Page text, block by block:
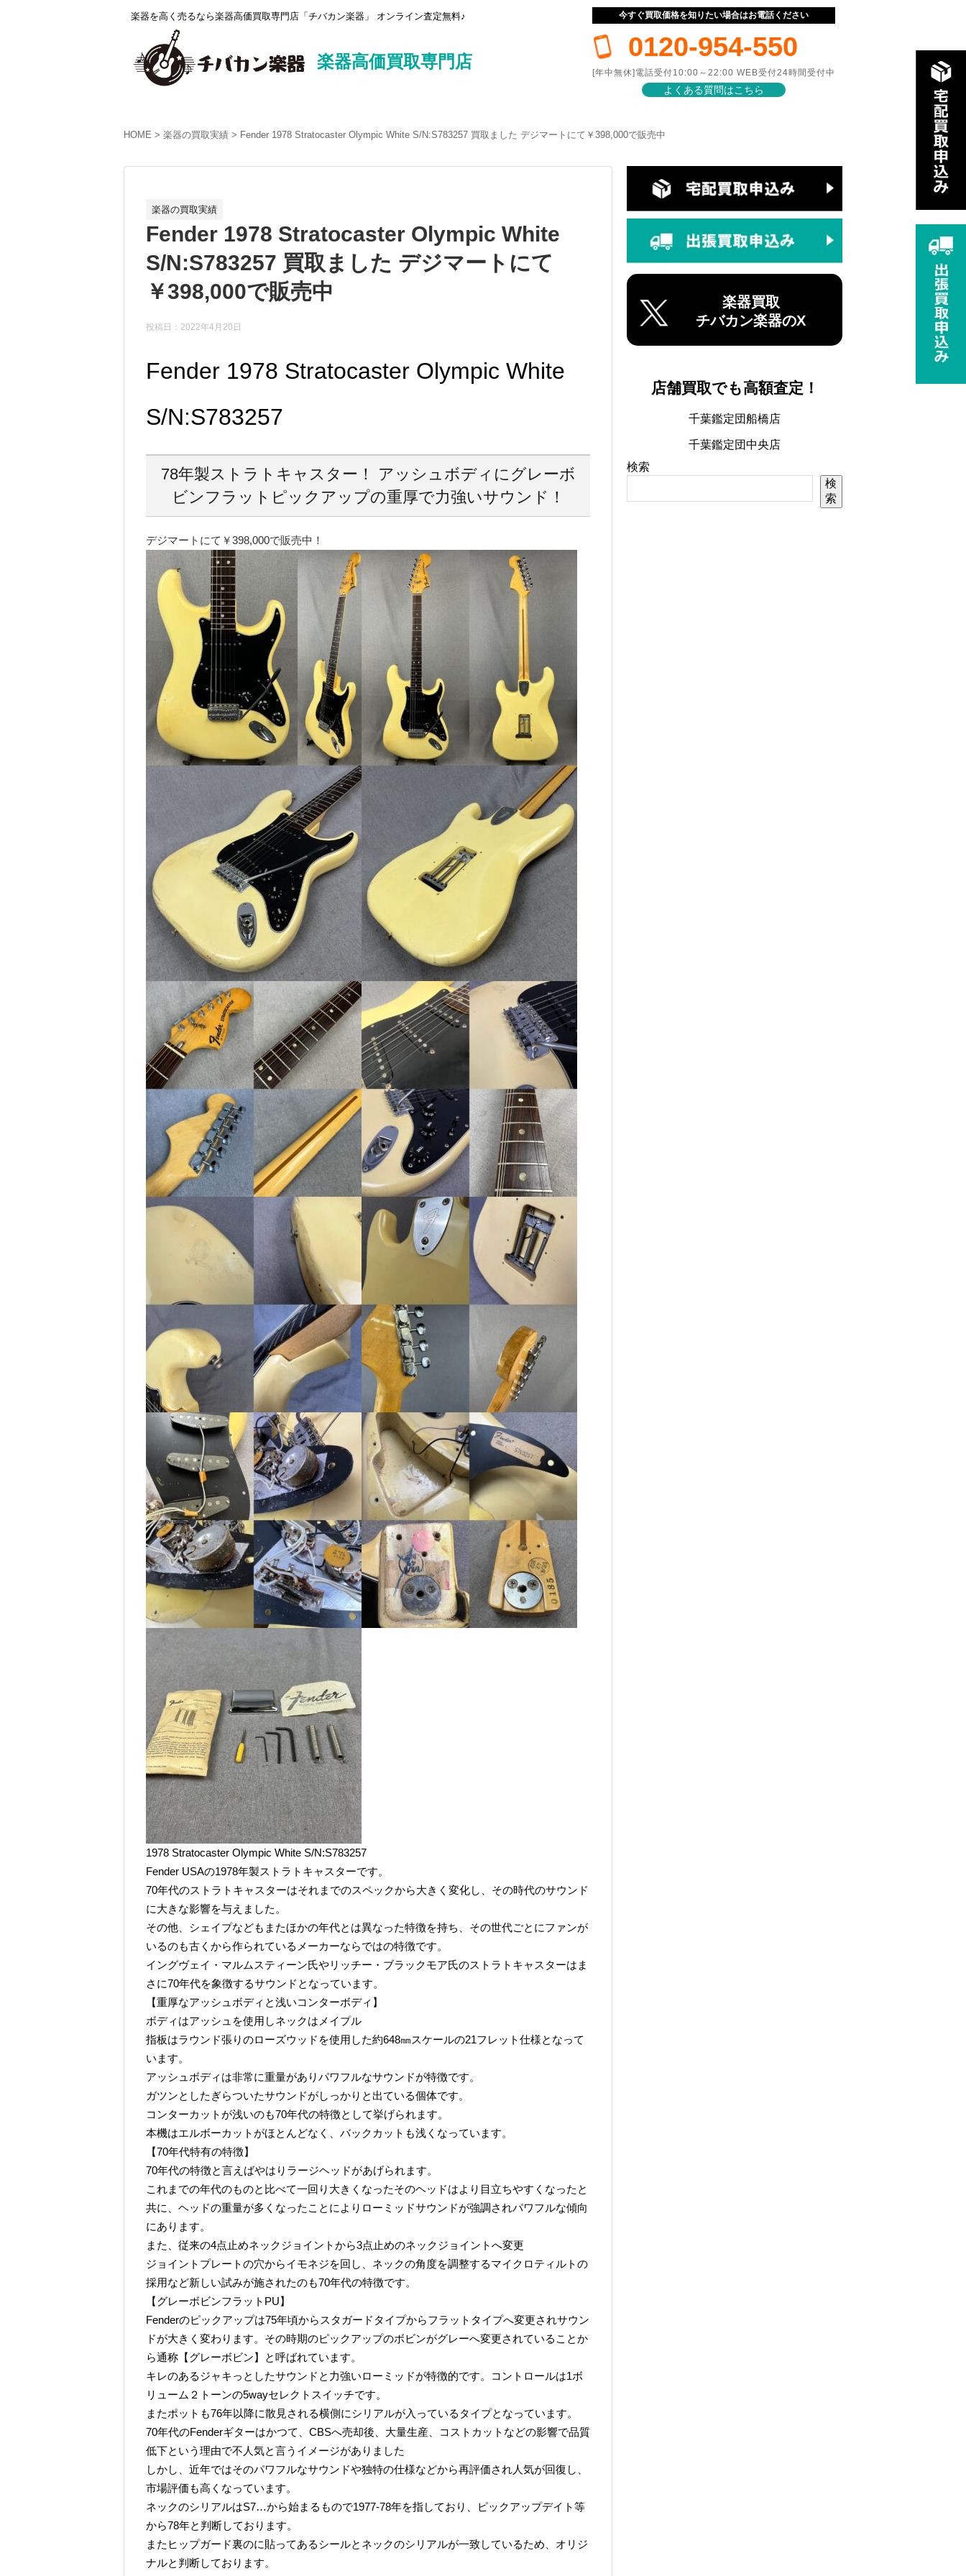
楽器を高く売るなら楽器高価買取専門店「チバカン楽器」 オンライン査定無料♪
楽器高価買取専門店
今すぐ買取価格を知りたい場合はお電話ください
0120-954-550
[年中無休]電話受付10:00～22:00 WEB受付24時間受付中
よくある質問はこちら
HOME 楽器の買取実績 Fender 1978 Stratocaster Olympic White S/N:S783257 買取ました デジマートにて￥398,000で販売中
楽器の買取実績
Fender 1978 Stratocaster Olympic White
S/N:S783257 買取ました デジマートにて
￥398,000で販売中
投稿日：2022年4月20日
Fender 1978 Stratocaster Olympic White
S/N:S783257
78年製ストラトキャスター！ アッシュボディにグレーボ
ビンフラットピックアップの重厚で力強いサウンド！
デジマートにて￥398,000で販売中！
1978 Stratocaster Olympic White S/N:S783257
Fender USAの1978年製ストラトキャスターです。
70年代のストラトキャスターはそれまでのスペックから大きく変化し、その時代のサウンド
に大きな影響を与えました。
その他、シェイプなどもまたほかの年代とは異なった特徴を持ち、その世代ごとにファンが
いるのも古くから作られているメーカーならではの特徴です。
イングヴェイ・マルムスティーン氏やリッチー・ブラックモア氏のストラトキャスターはま
さに70年代を象徴するサウンドとなっています。
【重厚なアッシュボディと浅いコンターボディ】
ボディはアッシュを使用しネックはメイプル
指板はラウンド張りのローズウッドを使用した約648㎜スケールの21フレット仕様となって
います。
アッシュボディは非常に重量がありパワフルなサウンドが特徴です。
ガツンとしたぎらついたサウンドがしっかりと出ている個体です。
コンターカットが浅いのも70年代の特徴として挙げられます。
本機はエルボーカットがほとんどなく、バックカットも浅くなっています。
【70年代特有の特徴】
70年代の特徴と言えばやはりラージヘッドがあげられます。
これまでの年代のものと比べて一回り大きくなったそのヘッドはより目立ちやすくなったと
共に、ヘッドの重量が多くなったことによりローミッドサウンドが強調されパワフルな傾向
にあります。
また、従来の4点止めネックジョイントから3点止めのネックジョイントへ変更
ジョイントプレートの穴からイモネジを回し、ネックの角度を調整するマイクロティルトの
採用など新しい試みが施されたのも70年代の特徴です。
【グレーボビンフラットPU】
Fenderのピックアップは75年頃からスタガードタイプからフラットタイプへ変更されサウン
ドが大きく変わります。その時期のピックアップのボビンがグレーへ変更されていることか
ら通称【グレーボビン】と呼ばれています。
キレのあるジャキっとしたサウンドと力強いローミッドが特徴的です。コントロールは1ボ
リューム２トーンの5wayセレクトスイッチです。
またポットも76年以降に散見される横側にシリアルが入っているタイプとなっています。
70年代のFenderギターはかつて、CBSへ売却後、大量生産、コストカットなどの影響で品質
低下という理由で不人気と言うイメージがありました
しかし、近年ではそのパワフルなサウンドや独特の仕様などから再評価され人気が回復し、
市場評価も高くなっています。
ネックのシリアルはS7…から始まるもので1977-78年を指しており、ピックアップデイト等
から78年と判断しております。
またヒップガード裏のに貼ってあるシールとネックのシリアルが一致しているため、オリジ
ナルと判断しております。
楽器買取
チバカン楽器のX
店舗買取でも高額査定！
千葉鑑定団船橋店
千葉鑑定団中央店
検索
検
索